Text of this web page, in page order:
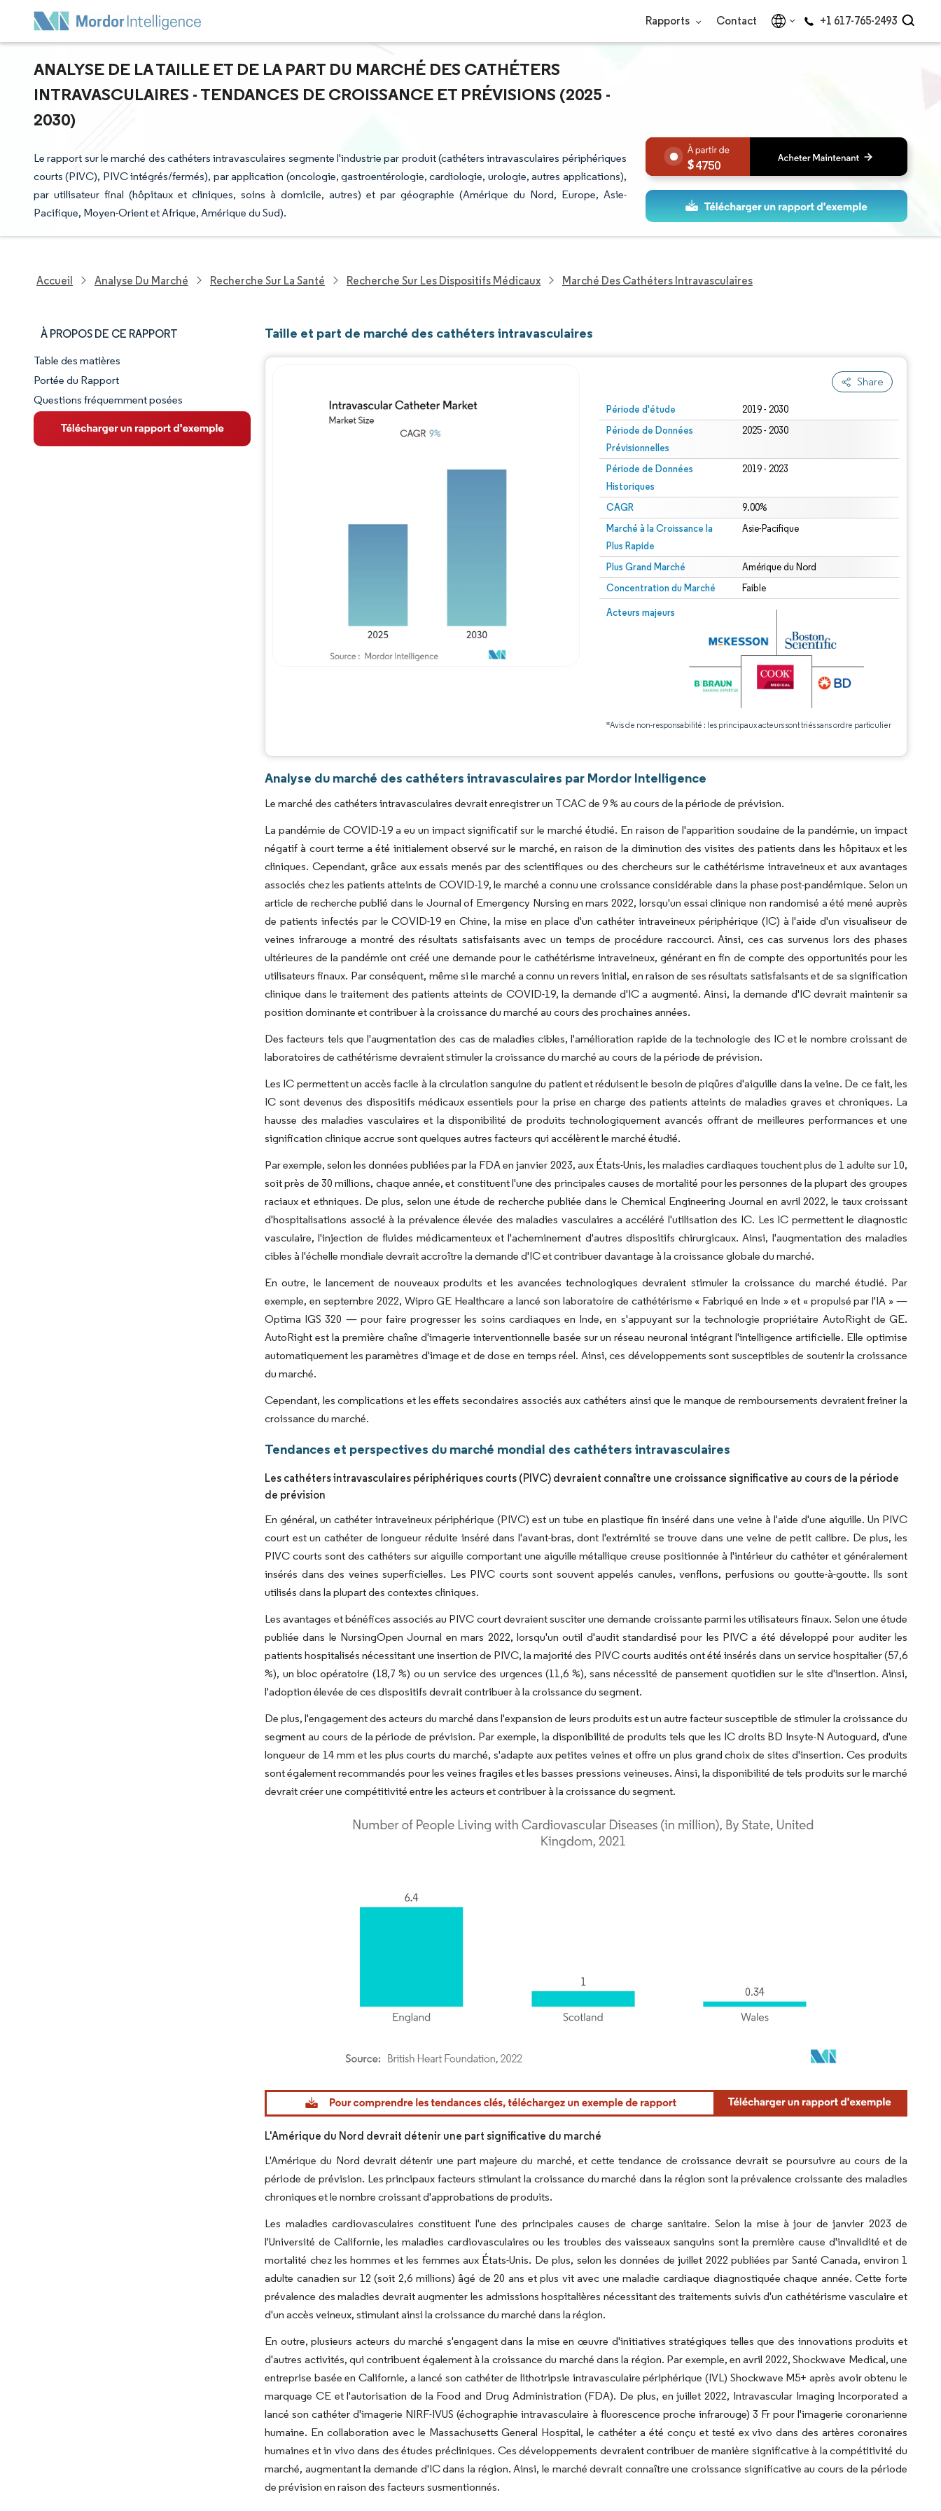
Rapports Contact +1 617-765-2493
ANALYSE DE LA TAILLE ET DE LA PART DU MARCHÉ DES CATHÉTERS
INTRAVASCULAIRES - TENDANCES DE CROISSANCE ET PRÉVISIONS (2025 -
2030)
Le rapport sur le marché des cathéters intravasculaires segmente l'industrie par produit (cathéters intravasculaires périphériques
courts (PIVC), PIVC intégrés/fermés), par application (oncologie, gastroentérologie, cardiologie, urologie, autres applications),
par utilisateur final (hôpitaux et cliniques, soins à domicile, autres) et par géographie (Amérique du Nord, Europe, Asie-
Pacifique, Moyen-Orient et Afrique, Amérique du Sud).
4750
Accueil Analyse Du Marché Recherche Sur La Santé Recherche Sur Les Dispositifs Médicaux Marché Des Cathéters Intravasculaires
À PROPOS DE CE RAPPORT
Aperçu du marché
VUE D’ENSEMBLE DU MARCHÉ
Principales tendances du marché
Table des matières
Portée du Rapport
Questions fréquemment posées
Taille et part de marché des cathéters intravasculaires
Share
Période d'étude 2019 - 2030
Période de Données
Prévisionnelles
2025 - 2030
Période de Données
Historiques
2019 - 2023
CAGR 9.00%
Marché à la Croissance la
Plus Rapide
Asie-Pacifique
Plus Grand Marché Amérique du Nord
Concentration du Marché Faible
Acteurs majeurs
*Avis de non-responsabilité : les principaux acteurs sont triés sans ordre particulier
Analyse du marché des cathéters intravasculaires par Mordor Intelligence
Le marché des cathéters intravasculaires devrait enregistrer un TCAC de 9 % au cours de la période de prévision.
La pandémie de COVID-19 a eu un impact significatif sur le marché étudié. En raison de l'apparition soudaine de la pandémie, un impact
négatif à court terme a été initialement observé sur le marché, en raison de la diminution des visites des patients dans les hôpitaux et les
cliniques. Cependant, grâce aux essais menés par des scientifiques ou des chercheurs sur le cathétérisme intraveineux et aux avantages
associés chez les patients atteints de COVID-19, le marché a connu une croissance considérable dans la phase post-pandémique. Selon un
article de recherche publié dans le Journal of Emergency Nursing en mars 2022, lorsqu'un essai clinique non randomisé a été mené auprès
de patients infectés par le COVID-19 en Chine, la mise en place d'un cathéter intraveineux périphérique (IC) à l'aide d'un visualiseur de
veines infrarouge a montré des résultats satisfaisants avec un temps de procédure raccourci. Ainsi, ces cas survenus lors des phases
ultérieures de la pandémie ont créé une demande pour le cathétérisme intraveineux, générant en fin de compte des opportunités pour les
utilisateurs finaux. Par conséquent, même si le marché a connu un revers initial, en raison de ses résultats satisfaisants et de sa signification
clinique dans le traitement des patients atteints de COVID-19, la demande d'IC a augmenté. Ainsi, la demande d'IC devrait maintenir sa
position dominante et contribuer à la croissance du marché au cours des prochaines années.
Des facteurs tels que l'augmentation des cas de maladies cibles, l'amélioration rapide de la technologie des IC et le nombre croissant de
laboratoires de cathétérisme devraient stimuler la croissance du marché au cours de la période de prévision.
Les IC permettent un accès facile à la circulation sanguine du patient et réduisent le besoin de piqûres d'aiguille dans la veine. De ce fait, les
IC sont devenus des dispositifs médicaux essentiels pour la prise en charge des patients atteints de maladies graves et chroniques. La
hausse des maladies vasculaires et la disponibilité de produits technologiquement avancés offrant de meilleures performances et une
signification clinique accrue sont quelques autres facteurs qui accélèrent le marché étudié.
Par exemple, selon les données publiées par la FDA en janvier 2023, aux États-Unis, les maladies cardiaques touchent plus de 1 adulte sur 10,
soit près de 30 millions, chaque année, et constituent l'une des principales causes de mortalité pour les personnes de la plupart des groupes
raciaux et ethniques. De plus, selon une étude de recherche publiée dans le Chemical Engineering Journal en avril 2022, le taux croissant
d'hospitalisations associé à la prévalence élevée des maladies vasculaires a accéléré l'utilisation des IC. Les IC permettent le diagnostic
vasculaire, l'injection de fluides médicamenteux et l'acheminement d'autres dispositifs chirurgicaux. Ainsi, l'augmentation des maladies
cibles à l'échelle mondiale devrait accroître la demande d'IC et contribuer davantage à la croissance globale du marché.
En outre, le lancement de nouveaux produits et les avancées technologiques devraient stimuler la croissance du marché étudié. Par
exemple, en septembre 2022, Wipro GE Healthcare a lancé son laboratoire de cathétérisme « Fabriqué en Inde » et « propulsé par l'IA » —
Optima IGS 320 — pour faire progresser les soins cardiaques en Inde, en s'appuyant sur la technologie propriétaire AutoRight de GE.
AutoRight est la première chaîne d'imagerie interventionnelle basée sur un réseau neuronal intégrant l'intelligence artificielle. Elle optimise
automatiquement les paramètres d'image et de dose en temps réel. Ainsi, ces développements sont susceptibles de soutenir la croissance
du marché.
Cependant, les complications et les effets secondaires associés aux cathéters ainsi que le manque de remboursements devraient freiner la
croissance du marché.
Tendances et perspectives du marché mondial des cathéters intravasculaires
Les cathéters intravasculaires périphériques courts (PIVC) devraient connaître une croissance significative au cours de la période
de prévision
En général, un cathéter intraveineux périphérique (PIVC) est un tube en plastique fin inséré dans une veine à l'aide d'une aiguille. Un PIVC
court est un cathéter de longueur réduite inséré dans l'avant-bras, dont l'extrémité se trouve dans une veine de petit calibre. De plus, les
PIVC courts sont des cathéters sur aiguille comportant une aiguille métallique creuse positionnée à l'intérieur du cathéter et généralement
insérés dans des veines superficielles. Les PIVC courts sont souvent appelés canules, venflons, perfusions ou goutte-à-goutte. Ils sont
utilisés dans la plupart des contextes cliniques.
Les avantages et bénéfices associés au PIVC court devraient susciter une demande croissante parmi les utilisateurs finaux. Selon une étude
publiée dans le NursingOpen Journal en mars 2022, lorsqu'un outil d'audit standardisé pour les PIVC a été développé pour auditer les
patients hospitalisés nécessitant une insertion de PIVC, la majorité des PIVC courts audités ont été insérés dans un service hospitalier (57,6
%), un bloc opératoire (18,7 %) ou un service des urgences (11,6 %), sans nécessité de pansement quotidien sur le site d'insertion. Ainsi,
l'adoption élevée de ces dispositifs devrait contribuer à la croissance du segment.
De plus, l'engagement des acteurs du marché dans l'expansion de leurs produits est un autre facteur susceptible de stimuler la croissance du
segment au cours de la période de prévision. Par exemple, la disponibilité de produits tels que les IC droits BD Insyte-N Autoguard, d'une
longueur de 14 mm et les plus courts du marché, s'adapte aux petites veines et offre un plus grand choix de sites d'insertion. Ces produits
sont également recommandés pour les veines fragiles et les basses pressions veineuses. Ainsi, la disponibilité de tels produits sur le marché
devrait créer une compétitivité entre les acteurs et contribuer à la croissance du segment.
Image © Mordor Intelligence. La réutilisation nécessite une attribution sous CC BY 4.0.
L'Amérique du Nord devrait détenir une part significative du marché
L'Amérique du Nord devrait détenir une part majeure du marché, et cette tendance de croissance devrait se poursuivre au cours de la
période de prévision. Les principaux facteurs stimulant la croissance du marché dans la région sont la prévalence croissante des maladies
chroniques et le nombre croissant d'approbations de produits.
Les maladies cardiovasculaires constituent l'une des principales causes de charge sanitaire. Selon la mise à jour de janvier 2023 de
l'Université de Californie, les maladies cardiovasculaires ou les troubles des vaisseaux sanguins sont la première cause d'invalidité et de
mortalité chez les hommes et les femmes aux États-Unis. De plus, selon les données de juillet 2022 publiées par Santé Canada, environ 1
adulte canadien sur 12 (soit 2,6 millions) âgé de 20 ans et plus vit avec une maladie cardiaque diagnostiquée chaque année. Cette forte
prévalence des maladies devrait augmenter les admissions hospitalières nécessitant des traitements suivis d'un cathétérisme vasculaire et
d'un accès veineux, stimulant ainsi la croissance du marché dans la région.
En outre, plusieurs acteurs du marché s'engagent dans la mise en œuvre d'initiatives stratégiques telles que des innovations produits et
d'autres activités, qui contribuent également à la croissance du marché dans la région. Par exemple, en avril 2022, Shockwave Medical, une
entreprise basée en Californie, a lancé son cathéter de lithotripsie intravasculaire périphérique (IVL) Shockwave M5+ après avoir obtenu le
marquage CE et l'autorisation de la Food and Drug Administration (FDA). De plus, en juillet 2022, Intravascular Imaging Incorporated a
lancé son cathéter d'imagerie NIRF-IVUS (échographie intravasculaire à fluorescence proche infrarouge) 3 Fr pour l'imagerie coronarienne
humaine. En collaboration avec le Massachusetts General Hospital, le cathéter a été conçu et testé ex vivo dans des artères coronaires
humaines et in vivo dans des études précliniques. Ces développements devraient contribuer de manière significative à la compétitivité du
marché, augmentant la demande d'IC dans la région. Ainsi, le marché devrait connaître une croissance significative au cours de la période
de prévision en raison des facteurs susmentionnés.